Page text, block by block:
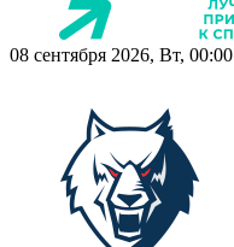
08 сентября 2026, Вт, 00:00